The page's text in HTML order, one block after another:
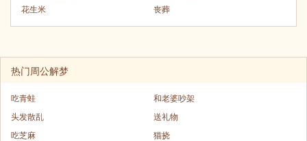
花生米
丧葬
热门周公解梦
吃青蛙
和老婆吵架
头发散乱
送礼物
吃芝麻
猫挠